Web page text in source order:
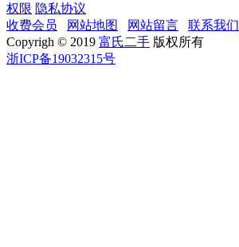
权限 隐私协议
收费会员
网站地图 网站留言
联系我们
Copyrigh © 2019 富氏二手 版权所有
浙ICP备19032315号